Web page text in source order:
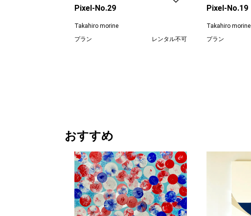
Pixel-No.29
Takahiro morine
プラン
レンタル不可
Pixel-No.19
Takahiro morine
プラン
おすすめ